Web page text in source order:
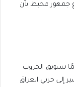
جمهور محبط بأن
تسويق الحروب
إلى حربي العراق